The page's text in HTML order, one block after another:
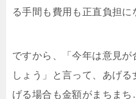
る手間も費用も正直負担に
ですから、「今年は意見が
しょう」と言って、あげ
げる場合も金額がまちま